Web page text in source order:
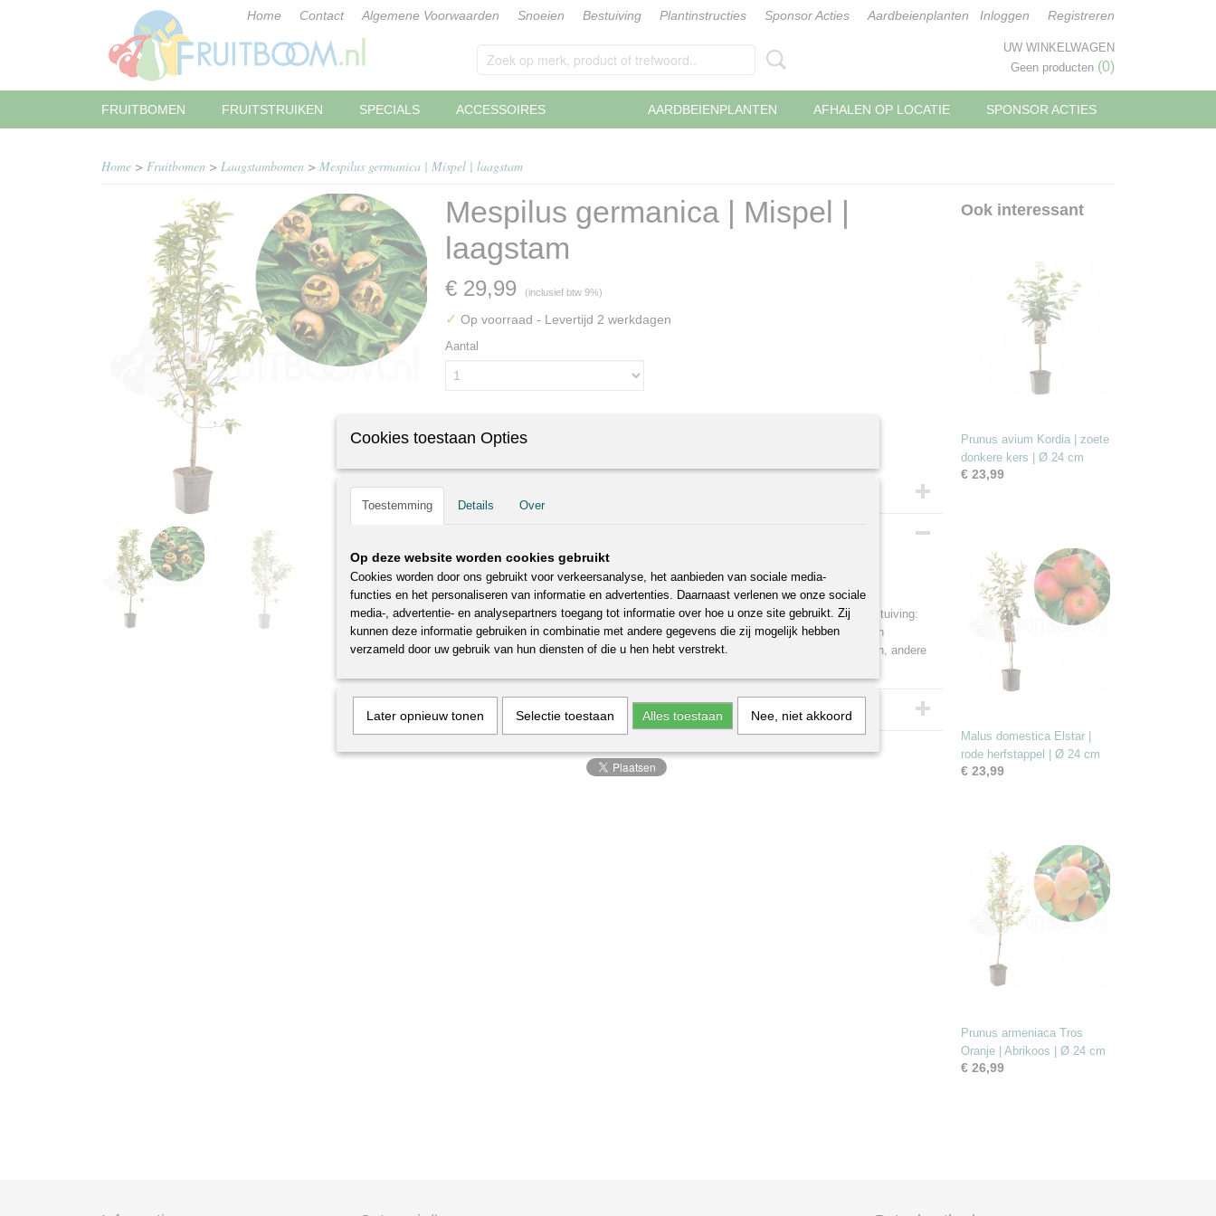
Home Contact Algemene Voorwaarden Snoeien Bestuiving Plantinstructies Sponsor Acties Aardbeienplanten Inloggen Registreren
UW WINKELWAGEN
Geen producten (0)
SPONSOR ACTIES
AFHALEN OP LOCATIE
AARDBEIENPLANTEN
FRUITBOMEN FRUITSTRUIKEN SPECIALS ACCESSOIRES
Home > Fruitbomen > Laagstambomen > Mespilus germanica | Mispel | laagstam
Mespilus germanica | Mispel |
laagstam
€ 29,99 (inclusief btw 9%)
✓ Op voorraad - Levertijd 2 werkdagen
Aantal
IN WINKELWAGEN
Bruto gewicht
Hoogte
150 cm (inclusief pot)
Potmaat
24 cm x 24 cm
Inhoud pot
7,5 Liter
Levertijd
1-2 werkdagen
Mespilus germanica Mispel
Mispel
De rijpe vruchten van een mispel zijn geschikt voor konfijten, gelei en fruitwijn. Bestuiving:
zelfbestuivend. Snoeien: hoeft niet gesnoeid te worden. Alleen dode of zieke takken
wegknippen. Bemesting: in de herfst een laag verrotte compost of mest aanbrengen, andere
Ook interessant
Prunus avium Kordia | zoete
donkere kers | Ø 24 cm
€ 23,99
Malus domestica Elstar |
rode herfstappel | Ø 24 cm
€ 23,99
Prunus armeniaca Tros
Oranje | Abrikoos | Ø 24 cm
€ 26,99
Cookies toestaan Opties
Toestemming Details Over
Op deze website worden cookies gebruikt
Cookies worden door ons gebruikt voor verkeersanalyse, het aanbieden van sociale media-
functies en het personaliseren van informatie en advertenties. Daarnaast verlenen we onze sociale
media-, advertentie- en analysepartners toegang tot informatie over hoe u onze site gebruikt. Zij
kunnen deze informatie gebruiken in combinatie met andere gegevens die zij mogelijk hebben
verzameld door uw gebruik van hun diensten of die u hen hebt verstrekt.
Later opnieuw tonen Selectie toestaan Alles toestaan Nee, niet akkoord